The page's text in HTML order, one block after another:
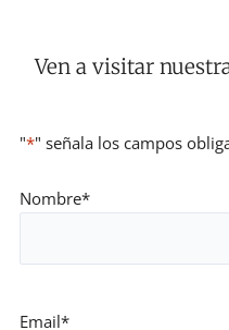
Ven a visitar
"*" señala los campos
Nombre*
Email*